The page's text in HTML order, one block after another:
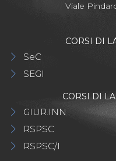
Viale
CORSI DI
SeC
SEGI
CORSI DI
GIUR.INN
RSPSC
RSPSC/I